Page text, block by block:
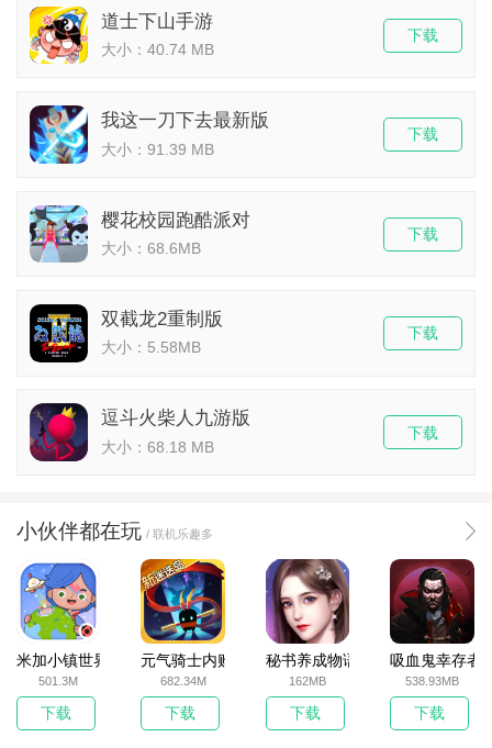
道士下山手游
大小：40.74 MB
下载
我这一刀下去最新版
大小：91.39 MB
下载
樱花校园跑酷派对
大小：68.6MB
下载
双截龙2重制版
大小：5.58MB
下载
逗斗火柴人九游版
大小：68.18 MB
下载
小伙伴都在玩 / 联机乐趣多
米加小镇世界2025官方版
501.3M
下载
元气骑士内购破解版
682.34M
下载
秘书养成物语
162MB
下载
吸血鬼幸存者
538.93MB
下载